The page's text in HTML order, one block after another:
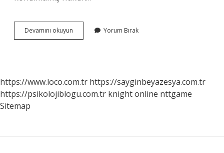
Devamını okuyun
Olmayan
Yorum Bırak
https://www.loco.com.tr https://sayginbeyazesya.com.tr
https://psikolojiblogu.com.tr knight online nttgame
Sitemap